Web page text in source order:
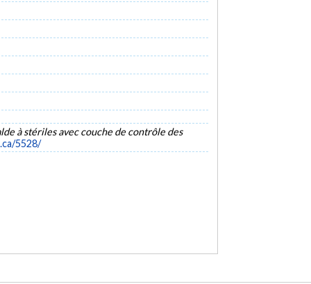
à stériles avec couche de contrôle des
5528/